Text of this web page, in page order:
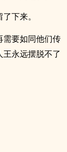
下来。
需要如同他们传
永远摆脱不了